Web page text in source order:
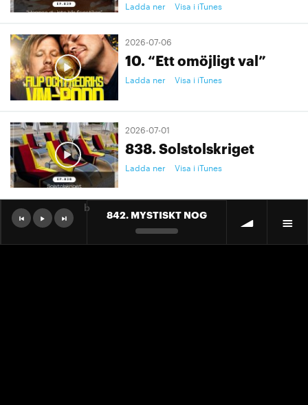
Ladda ner Visa i iTunes
2026-07-06
10. “Ett omöjligt val”
Ladda ner Visa i iTunes
2026-07-01
838. Solstolskriget
Ladda ner Visa i iTunes
2026-07-01
9. "Ett landslag att älska"
842. MYSTISKT NOG
b